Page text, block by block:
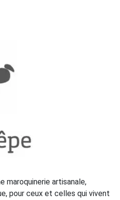
maroquinerie artisanale,
pour ceux et celles qui vivent